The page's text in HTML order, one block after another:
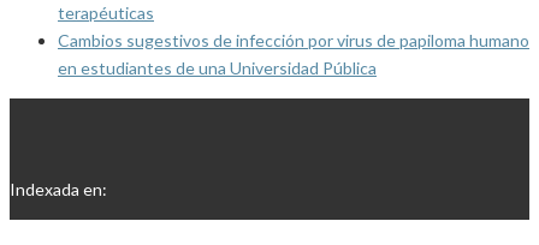
terapéuticas
Cambios sugestivos de infección por virus de papiloma humano
en estudiantes de una Universidad Pública
Indexada en: